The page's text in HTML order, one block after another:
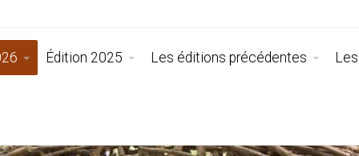
Édition 2025 Les éditions précédentes